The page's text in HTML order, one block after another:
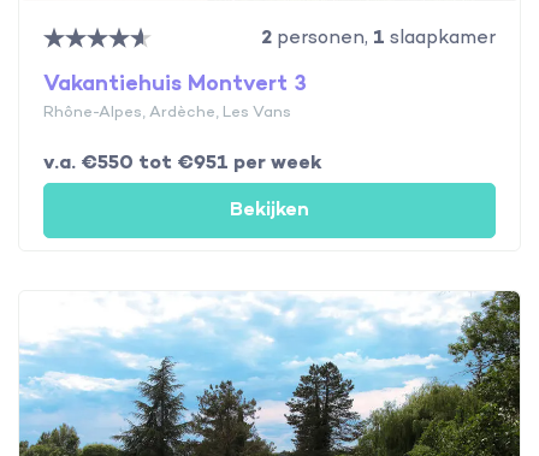
2 personen, 1 slaapkamer
Vakantiehuis Montvert 3
Rhône-Alpes, Ardèche, Les Vans
v.a. €550 tot €951 per week
Bekijken